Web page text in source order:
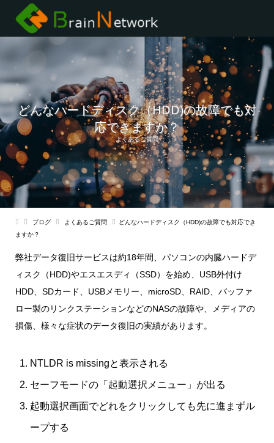
どんなハードディスク（HDD)の故障でも対
応できますか？
よくあるご質問
ブログ よくあるご質問
どんなハードディスク（HDD)の故障でも対応でき
ますか？
弊社データ復旧サービスは約18年間、パソコンの内臓ハードデ
ィスク（HDD)やエスエスディ（SSD）を始め、USB外付け
HDD、SDカード、USBメモリー、microSD、RAID、バッファ
ロー製のリンクステーションなどのNASの故障や、メディアの
損傷、様々な症状のデータ復旧の実績があります。
NTLDR is missingと表示される
セーフモードの「起動選択メニュー」が出る
起動選択画面でどれをクリックしても先に進まずル
ープする